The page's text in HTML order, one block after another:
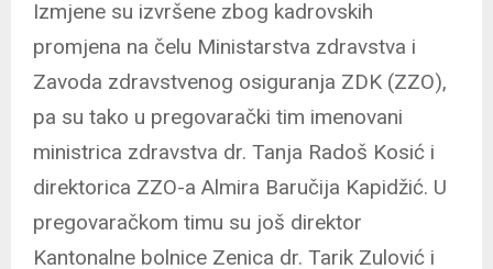
Izmjene su izvršene zbog kadrovskih
promjena na čelu Ministarstva zdravstva i
Zavoda zdravstvenog osiguranja ZDK (ZZO),
pa su tako u pregovarački tim imenovani
ministrica zdravstva dr. Tanja Radoš Kosić i
direktorica ZZO-a Almira Baručija Kapidžić. U
pregovaračkom timu su još direktor
Kantonalne bolnice Zenica dr. Tarik Zulović i